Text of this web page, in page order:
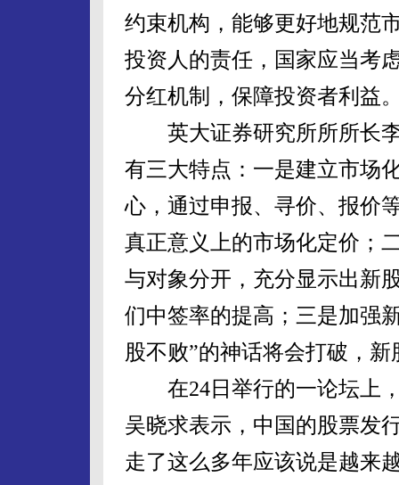
约束机构，能够更好地规范
投资人的责任，国家应当考
分红机制，保障投资者利益
英大证券研究所所所长李
有三大特点：一是建立市场
心，通过申报、寻价、报价
真正意义上的市场化定价；
与对象分开，充分显示出新
们中签率的提高；三是加强
股不败”的神话将会打破，
在24日举行的一论坛上，
吴晓求表示，中国的股票发
走了这么多年应该说是越来